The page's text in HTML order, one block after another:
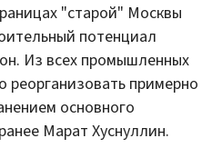
"старой" Москвы
потенциал
Из всех промышленных
примерно
основного
Марат Хуснуллин.